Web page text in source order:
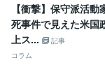
【衝撃】保守派活
死事件で見えた米
上ス...
記事
コラム